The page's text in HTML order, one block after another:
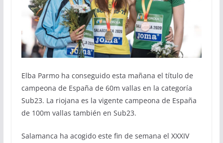
Elba Parmo ha conseguido esta mañana el título de
campeona de España de 60m vallas en la categoría
Sub23. La riojana es la vigente campeona de España
de 100m vallas también en Sub23.
Salamanca ha acogido este fin de semana el XXXIV